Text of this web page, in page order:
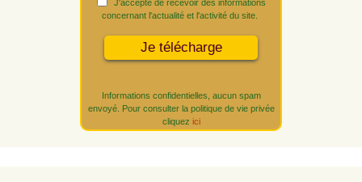
J'accepte de recevoir des informations
concernant l'actualité et l'activité du site.
Informations confidentielles, aucun spam
envoyé. Pour consulter la politique de vie privée
cliquez ici